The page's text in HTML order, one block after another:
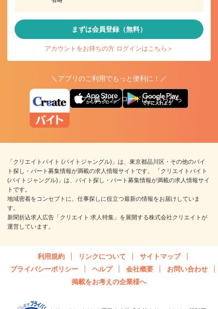
まずは会員登録（無料）
アカウントをお持ちの方 ログインはこちら＞
＼アプリのご利用でもっと便利に！／
アプリ版ダウンロードはこちらから
「クリエイトバイト (バイトジャングル)」は、東京都品川区・その他のバイ
ト探し・パート募集情報が満載の求人情報サイトです。 「クリエイトバイト
(バイトジャングル)」は、バイト探し・パート募集情報が満載の求人情報サイ
トです。
地域密着をコンセプトに、仕事探しに役立つ最新の情報をお届けしていま
す。
新聞折込求人広告「クリエイト 求人特集」を展開する株式会社クリエイトが
運営しています。
利用規約 リンクについて
サイトマップ
プライバシーポリシー
ヘルプ 会社概要
お問い合わせ
掲載をお考えの企業様へ